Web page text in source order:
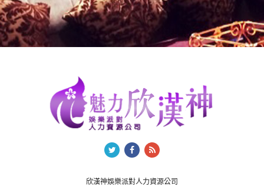
欣漢神娛樂派對人力資源公司